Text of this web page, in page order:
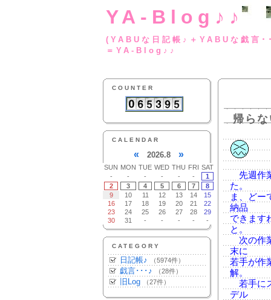
YA-Blog♪♪
(YABUな日記帳♪
＝YA-Blog♪♪
COUNTER
CALENDAR
« 2026.8 »
SUN MON TUE WED THU FRI SAT
-
- - - - -
1
2
3 4 5 6 7
8
9
10 11 12 13 14
15
16
17 18 19 20 21
22
23
24 25 26 27 28
29
30
31 - - - - -
CATEGORY
日記帳♪ （5974件）
戯言･･･♪ （28件）
旧Log （27件）
帰ら
先週作
た。
ま、どー
納品
できます
と。
次の作
末に
若手が作
解。
若手に
デル